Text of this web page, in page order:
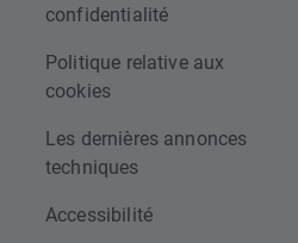
confidentialité
Politique relative aux
cookies
Les dernières annonces
techniques
Accessibilité